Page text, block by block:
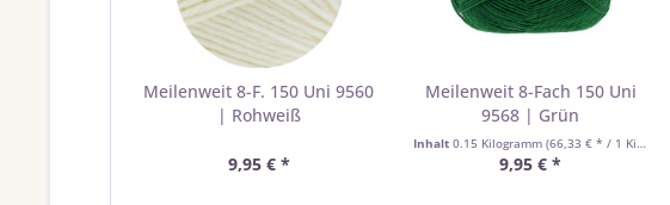
Meilenweit 8-F. 150 Uni 9560
| Rohweiß
9,95 € *
Meilenweit 8-Fach 150 Uni
9568 | Grün
Inhalt 0.15 Kilogramm (66,33 € * / 1 Kilogramm)
9,95 € *